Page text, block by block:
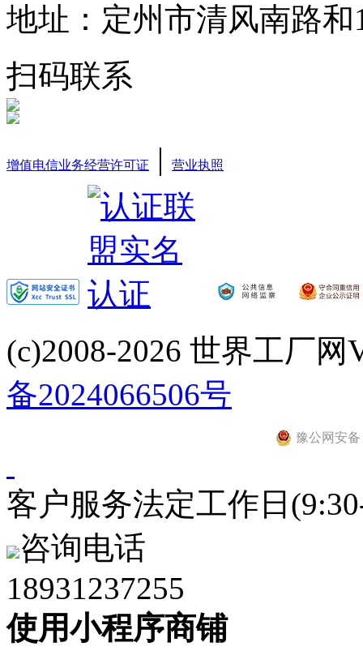
地址：定州市清风南路
扫码联系
增值电信业务经营许可证 | 营业执照
(c)2008-2026 世界工厂网
备2024066506号
豫公网安备
客户服务法定工作日
咨询电话
18931237255
使用小程序商铺